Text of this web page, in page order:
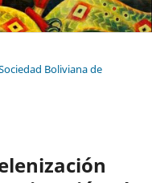
Boliviana de